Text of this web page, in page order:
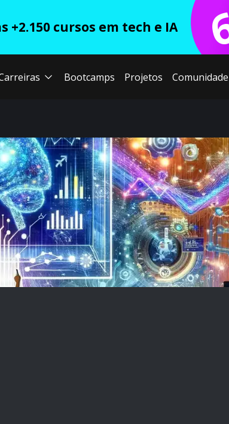
+2.150 cursos em tech e IA
Bootcamps Projetos Comunidade